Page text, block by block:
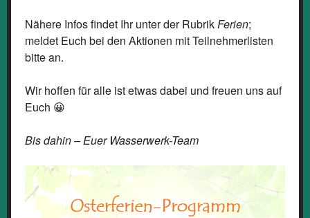
Nähere Infos findet Ihr unter der RubrikFerien;
meldet Euch bei den Aktionen mit Teilnehmerlisten
bitte an.
Wir hoffen für alle ist etwas dabei und freuen uns auf
Euch 😀
Bis dahin – Euer Wasserwerk-Team